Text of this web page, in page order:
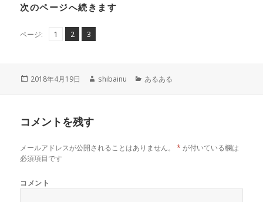
次のページへ続きます
ページ:
ペ1 ,
ペ
2 ,
ペ
3
投
2018年4月19日
作
shibainu
カ
あるある
コメントを残す
メールアドレスが公開されることはありません。 * が付いている欄は
必須項目です
コメント